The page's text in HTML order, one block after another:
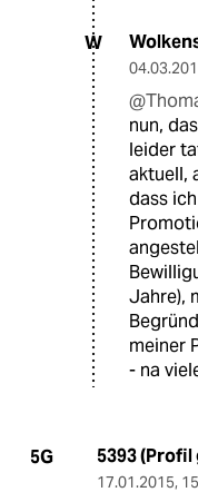
W
nun,
leider
aktuell,
dass
Jahre),
meiner
- na
5G 5393
17.01.2015,